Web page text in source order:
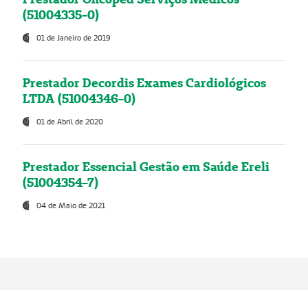
(51004335-0)
01 de Janeiro de 2019
Prestador Decordis Exames Cardiológicos
LTDA (51004346-0)
01 de Abril de 2020
Prestador Essencial Gestão em Saúde Ereli
(51004354-7)
04 de Maio de 2021